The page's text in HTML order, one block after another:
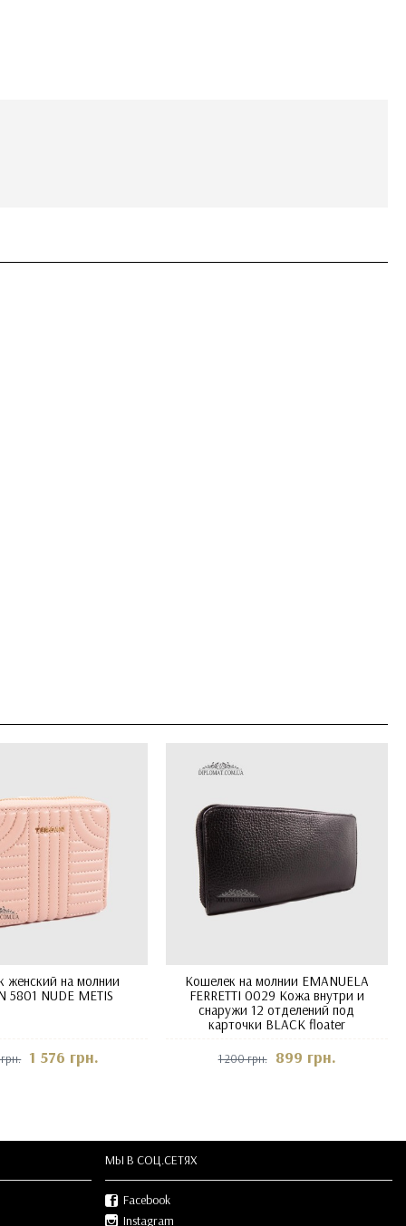
женский на молнии
5801 NUDE METIS
1 576 грн.
Кошелек на молнии EMANUELA
FERRETTI 0029 Кожа внутри и
снаружи 12 отделений под
карточки BLACK floater
1 200 грн. 899 грн.
МЫ В СOЦ.СЕТЯХ
Facebook
Instagram